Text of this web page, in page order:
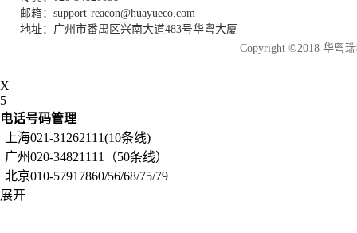
邮箱：support-reacon@huayueco.com
地址：广州市番禺区兴南大道483号华粤大厦
Copyright ©2018 华粤
X
5
电话号码管理
上海021-31262111(10条线)
广州020-34821111（50条线）
北京010-57917860/56/68/75/79
展开